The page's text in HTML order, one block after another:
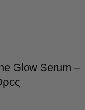
Glow Serum –